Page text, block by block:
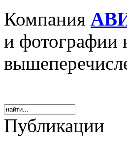
Компания
и фотографии
Публикации